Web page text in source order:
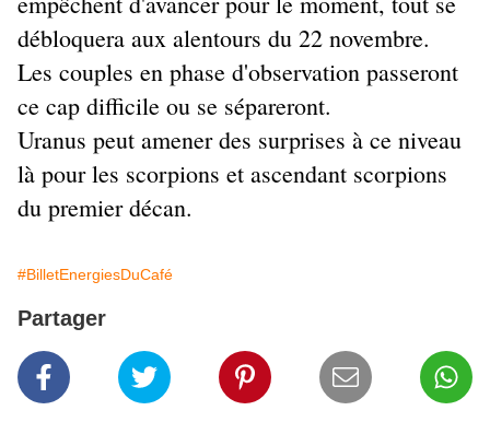
débloquera aux alentours du 22 novembre.
Les couples en phase d'observation passeront
ce cap difficile ou se sépareront.
Uranus peut amener des surprises à ce niveau
là pour les scorpions et ascendant scorpions
du premier décan.
#BilletEnergiesDuCafé
Partager